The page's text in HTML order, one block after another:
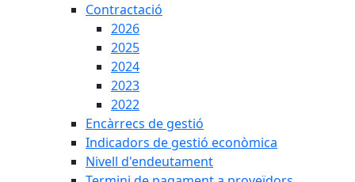
Contractació
2026
2025
2024
2023
2022
Encàrrecs de gestió
Indicadors de gestió econòmica
Nivell d'endeutament